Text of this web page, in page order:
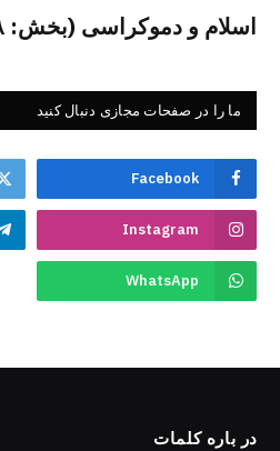
اسلام و دموکراسی (بخش: ۸)
ما را در صفحات مجازی دنبال کنید
Facebook
Instagram
WhatsApp
در باره کلمات